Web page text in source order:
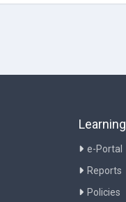
Learning
e-Portal
Reports
Policies